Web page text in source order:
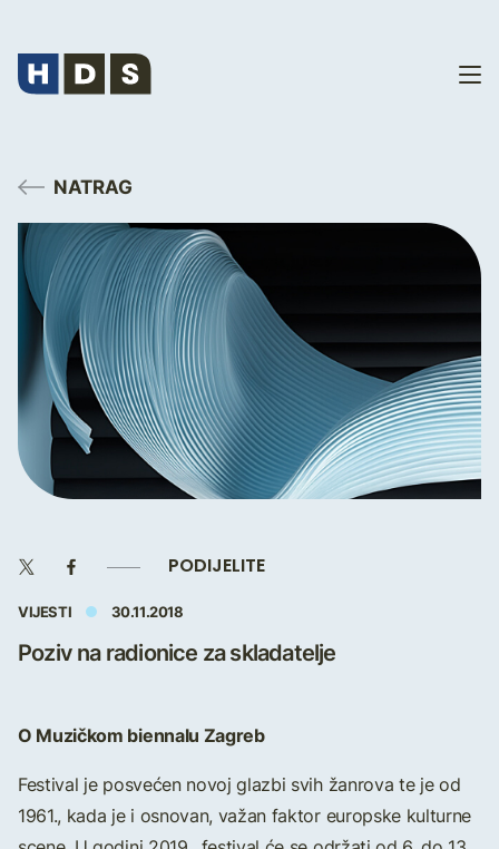
NATRAG
PODIJELITE
VIJESTI 30.11.2018
Poziv na radionice za skladatelje
O Muzičkom biennalu Zagreb
Festival je posvećen novoj glazbi svih žanrova te je od
1961., kada je i osnovan, važan faktor europske kulturne